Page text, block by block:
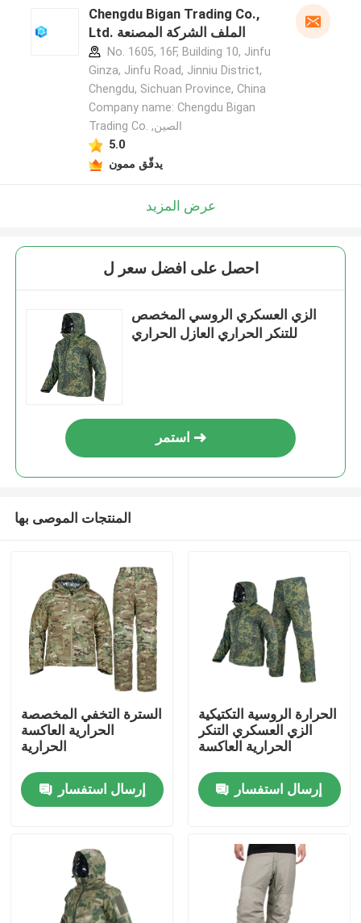
إتصال
Chengdu Bigan Trading Co.,
Ltd. الملف الشركة المصنعة
No. 1605, 16F, Building 10, Jinfu
Ginza, Jinfu Road, Jinniu District,
Chengdu, Sichuan Province, China
Company name: Chengdu Bigan
Trading Co. ,الصين
5.0
يدقّق ممون
عرض المزيد
احصل على افضل سعر ل
الزي العسكري الروسي المخصص
للتنكر الحراري العازل الحراري
استمر
المنتجات الموصى بها
السترة التخفي المخصصة
الحرارية العاكسة
الحرارية
إرسال استفسار
الحرارة الروسية التكتيكية
الزي العسكري التنكر
الحرارية العاكسة
إرسال استفسار